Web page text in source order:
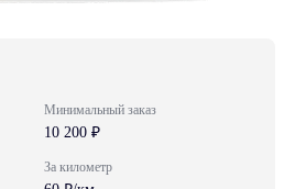
Минимальный заказ
10 200 ₽
За километр